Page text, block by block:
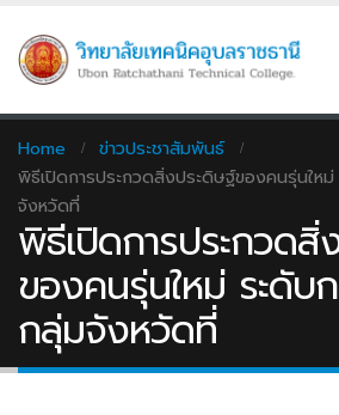
Home
ข่าวประชาสัมพันธ์
พิธีเปิดการประกวดสิ่งประดิษฐ์ของคนรุ่นให
จังหวัดที่
พิธีเปิดการประกวดสิ่
ของคนรุ่นใหม่ ระดับ
กลุ่มจังหวัดที่